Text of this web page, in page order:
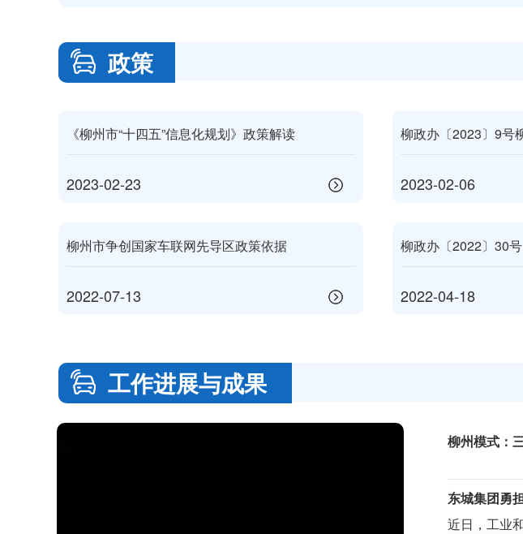
政策
《柳州市“十四五”信息化规划》政策解读
2023-02-23 2023-02-06
柳州市争创国家车联网先导区政策依据
2022-07-13 2022-04-18
工作进展与成果
柳州模式：
近日，工业